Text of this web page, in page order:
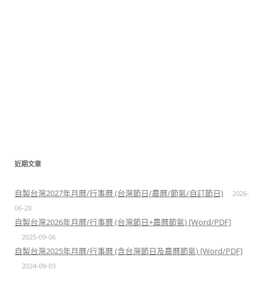
近期文章
自製台灣2027年月曆/行事曆 (台灣節日/農曆/節氣/自訂節日)
2026-
06-20
自製台灣2026年月曆/行事曆 (台灣節日+農曆節氣) [Word/PDF]
2025-09-06
自製台灣2025年月曆/行事曆 (含台灣節日及農曆節氣) [Word/PDF]
2024-09-03